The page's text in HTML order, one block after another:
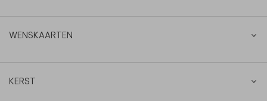
WENSKAARTEN
KERST